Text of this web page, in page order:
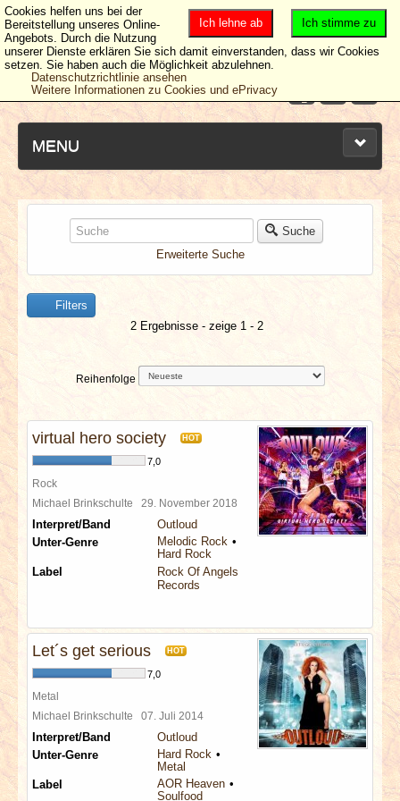
MENU
NEUESTE ARTIKEL
NEWS & DATES
BERICHTE
VERLOSUNGEN
SPECIALS
REDAKTION
LINKS
Suche
Erweiterte Suche
Filters
2 Ergebnisse - zeige 1 - 2
Reihenfolge
virtual hero society HOT
7,0
Rock
Michael Brinkschulte 29. November 2018
Interpret/Band
Outloud
Unter-Genre
Melodic Rock
Hard Rock
Label
Rock Of Angels
Records
Let´s get serious HOT
7,0
Metal
Michael Brinkschulte 07. Juli 2014
Interpret/Band
Outloud
Unter-Genre
Hard Rock
Metal
Label
AOR Heaven
Soulfood
Ich stimme zu
Ich lehne ab
Cookies helfen uns bei der
Bereitstellung unseres Online-
Angebots. Durch die Nutzung
unserer Dienste erklären Sie sich damit einverstanden, dass wir Cookies
setzen. Sie haben auch die Möglichkeit abzulehnen.
Datenschutzrichtlinie ansehen
Weitere Informationen zu Cookies und ePrivacy